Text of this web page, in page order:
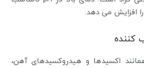
افزایش می دهد.
کننده
اکسیدها و هیدروکسیدهای آهن،